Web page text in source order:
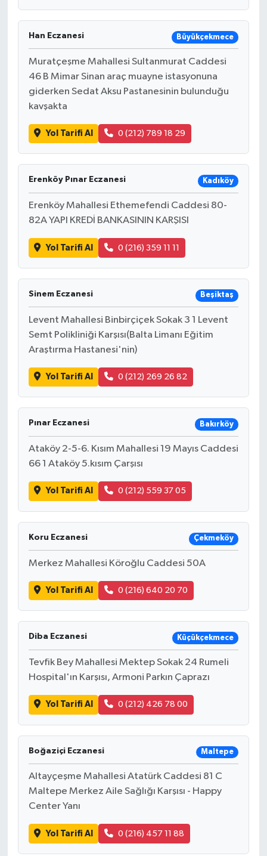
Han Eczanesi Büyükçekmece
Muratçeşme Mahallesi Sultanmurat Caddesi
46 B Mimar Sinan araç muayne istasyonuna
giderken Sedat Aksu Pastanesinin bulunduğu
kavşakta
Yol Tarifi Al 0 (212) 789 18 29
Erenköy Pınar Eczanesi Kadıköy
Erenköy Mahallesi Ethemefendi Caddesi 80-
82A YAPI KREDİ BANKASININ KARŞISI
Yol Tarifi Al 0 (216) 359 11 11
Sinem Eczanesi Beşiktaş
Levent Mahallesi Binbirçiçek Sokak 3 1 Levent
Semt Polikliniği Karşısı(Balta Limanı Eğitim
Araştırma Hastanesi'nin)
Yol Tarifi Al 0 (212) 269 26 82
Pınar Eczanesi Bakırköy
Ataköy 2-5-6. Kısım Mahallesi 19 Mayıs Caddesi
66 1 Ataköy 5.kısım Çarşısı
Yol Tarifi Al 0 (212) 559 37 05
Koru Eczanesi Çekmeköy
Merkez Mahallesi Köroğlu Caddesi 50A
Yol Tarifi Al 0 (216) 640 20 70
Diba Eczanesi Küçükçekmece
Tevfik Bey Mahallesi Mektep Sokak 24 Rumeli
Hospital'ın Karşısı, Armoni Parkın Çaprazı
Yol Tarifi Al 0 (212) 426 78 00
Boğaziçi Eczanesi Maltepe
Altayçeşme Mahallesi Atatürk Caddesi 81 C
Maltepe Merkez Aile Sağlığı Karşısı - Happy
Center Yanı
Yol Tarifi Al 0 (216) 457 11 88